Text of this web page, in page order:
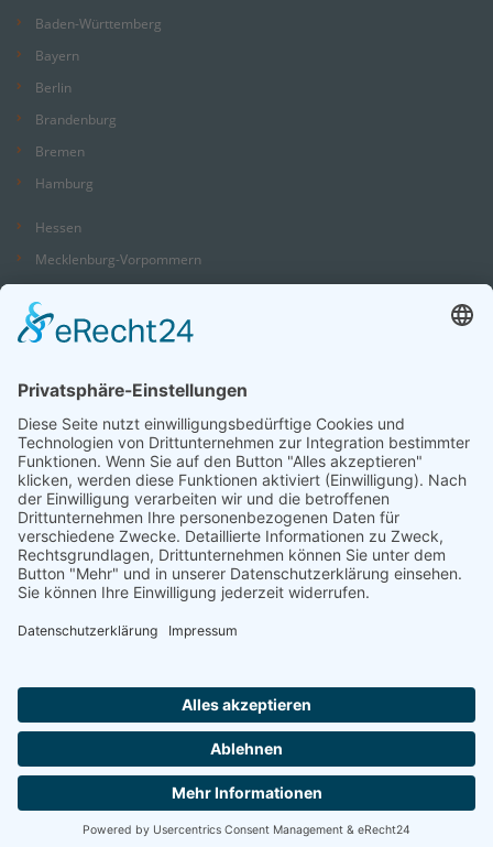
Baden-Württemberg
Bayern
Berlin
Brandenburg
Bremen
Hamburg
Hessen
Mecklenburg-Vorpommern
Niedersachsen
Nordrhein-Westfalen
Saarland
Sachsen
Sachsen-Anhalt
Schleswig-Holstein
Thüringen
Informationen für Anbieter Nutzungsbedingungen
Datenschutz